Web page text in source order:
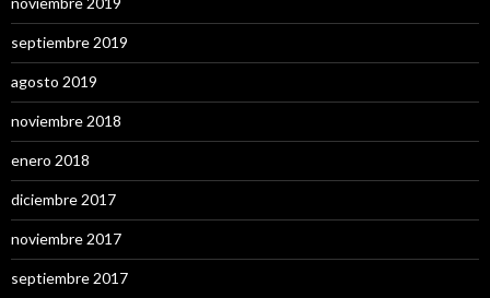
septiembre 2019
agosto 2019
noviembre 2018
enero 2018
diciembre 2017
noviembre 2017
septiembre 2017